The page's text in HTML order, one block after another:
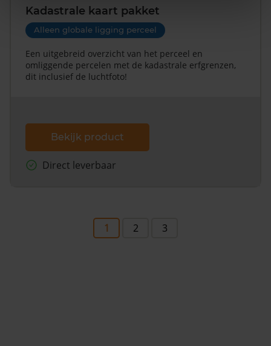
Kadastrale kaart pakket
Alleen globale ligging perceel
Een uitgebreid overzicht van het perceel en
omliggende percelen met de kadastrale erfgrenzen,
dit inclusief de luchtfoto!
Bekijk product
Direct leverbaar
1 2 3